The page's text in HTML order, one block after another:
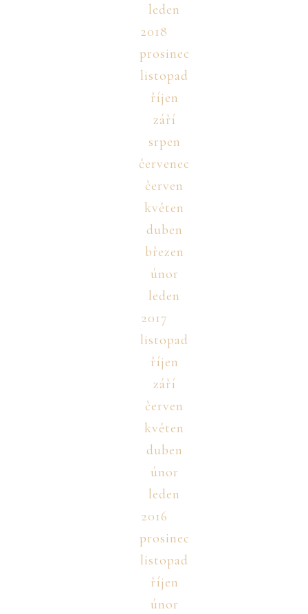
leden
2018
prosinec
listopad
říjen
září
srpen
červenec
červen
květen
duben
březen
únor
leden
2017
listopad
říjen
září
červen
květen
duben
únor
leden
2016
prosinec
listopad
říjen
únor